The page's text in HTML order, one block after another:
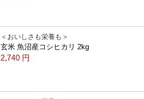
＜おいしさも栄養も＞
玄米 魚沼産コシヒカリ 2kg
2,740 円